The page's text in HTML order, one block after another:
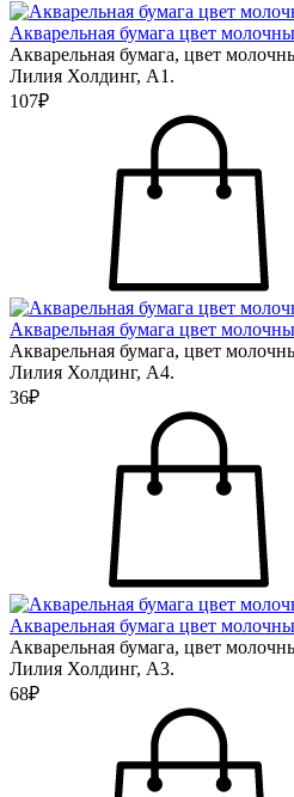
Акварельная бумага цвет
Акварельная бумага, цвет
Лилия Холдинг, А1.
107₽
Акварельная бумага цвет
Акварельная бумага, цвет
Лилия Холдинг, А4.
36₽
Акварельная бумага цвет
Акварельная бумага, цвет
Лилия Холдинг, А3.
68₽